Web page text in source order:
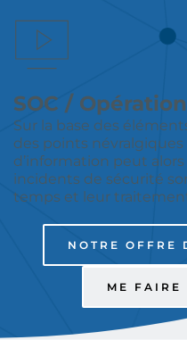
SOC /
Sur la base des
des points
d’information peut
incidents de sécurité
temps et leur
NOTRE OFFRE
ME FAIRE